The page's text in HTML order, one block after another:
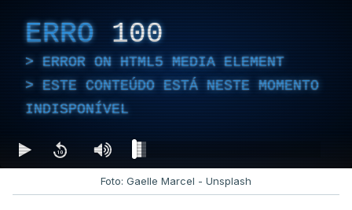
ERRO 100
ERROR ON HTML5 MEDIA ELEMENT
ESTE CONTEÚDO ESTÁ NESTE MOMENTO
INDISPONÍVEL
Foto: Gaelle Marcel - Unsplash